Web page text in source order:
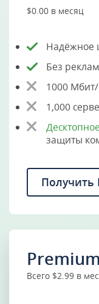
$0.00 в месяц
Надёжное
Без
1000
1,000
защиты
Получить
Premium
Всего $2.99 в